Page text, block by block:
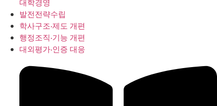
대학경영
발전전략수립
학사구조‧제도 개편
행정조직‧기능 개편
대외평가‧인증 대응